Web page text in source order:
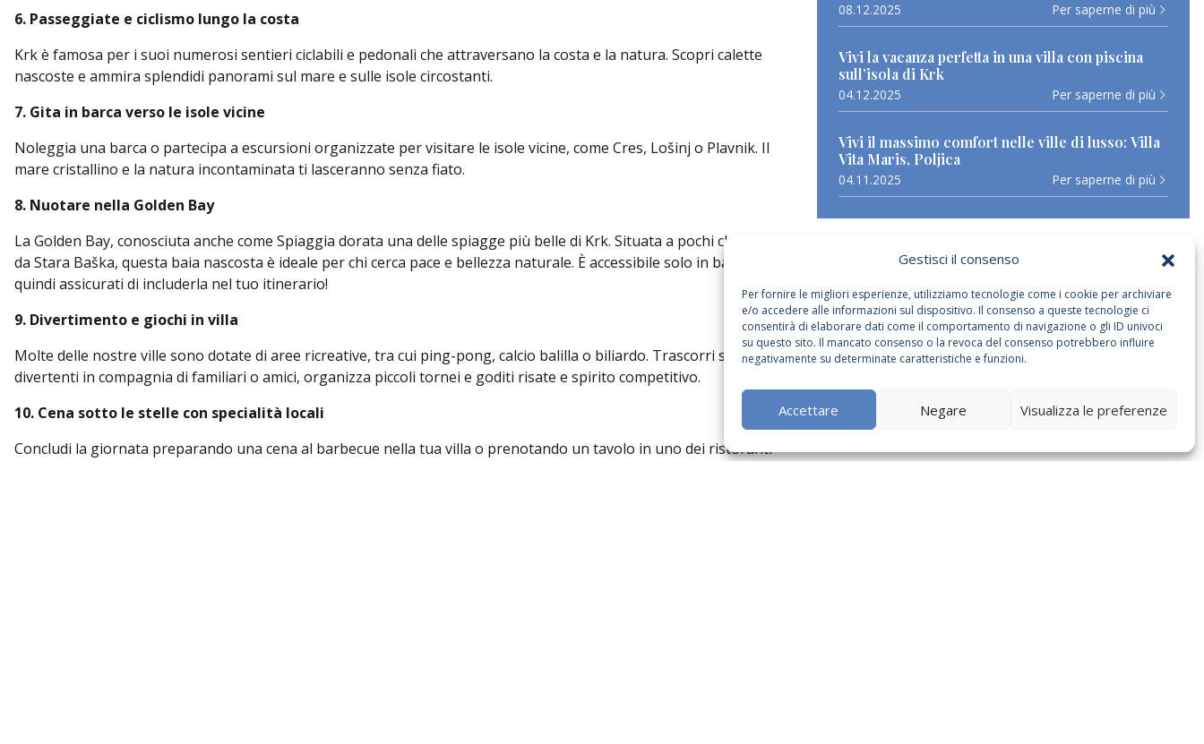
Gestisci il consenso
Per fornire le migliori esperienze, utilizziamo tecnologie come i cookie per archiviare
e/o accedere alle informazioni sul dispositivo. Il consenso a queste tecnologie ci
consentirà di elaborare dati come il comportamento di navigazione o gli ID univoci
su questo sito. Il mancato consenso o la revoca del consenso potrebbero influire
negativamente su determinate caratteristiche e funzioni.
Accettare Negare Visualizza le preferenze
6. Passeggiate e ciclismo lungo la costa
Krk è famosa per i suoi numerosi sentieri ciclabili e pedonali che attraversano la costa e la natura. Scopri calette
nascoste e ammira splendidi panorami sul mare e sulle isole circostanti.
7. Gita in barca verso le isole vicine
Noleggia una barca o partecipa a escursioni organizzate per visitare le isole vicine, come Cres, Lošinj o Plavnik. Il
mare cristallino e la natura incontaminata ti lasceranno senza fiato.
8. Nuotare nella Golden Bay
La Golden Bay, conosciuta anche come Spiaggia dorata una delle spiagge più belle di Krk. Situata a pochi chilometri
da Stara Baška, questa baia nascosta è ideale per chi cerca pace e bellezza naturale. È accessibile solo in barca,
quindi assicurati di includerla nel tuo itinerario!
9. Divertimento e giochi in villa
Molte delle nostre ville sono dotate di aree ricreative, tra cui ping-pong, calcio balilla o biliardo. Trascorri serate
divertenti in compagnia di familiari o amici, organizza piccoli tornei e goditi risate e spirito competitivo.
10. Cena sotto le stelle con specialità locali
Concludi la giornata preparando una cena al barbecue nella tua villa o prenotando un tavolo in uno dei ristoranti
08.12.2025 Per saperne di più
Vivi la vacanza perfetta in una villa con piscina
sull’isola di Krk
04.12.2025 Per saperne di più
Vivi il massimo comfort nelle ville di lusso: Villa
Vita Maris, Poljica
04.11.2025 Per saperne di più